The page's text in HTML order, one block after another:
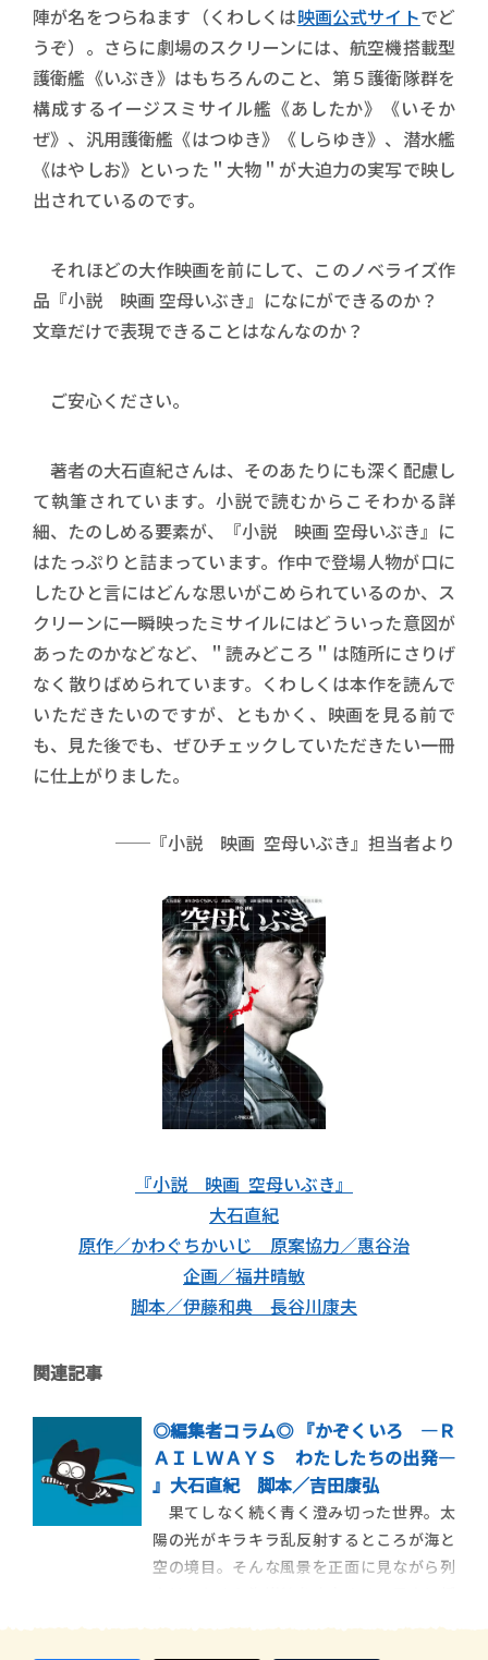
陣が名をつらねます（くわしくは映画公式サイトでど
うぞ）。さらに劇場のスクリーンには、航空機搭載型
護衛艦《いぶき》はもちろんのこと、第５護衛隊群を
構成するイージスミサイル艦《あしたか》《いそか
ぜ》、汎用護衛艦《はつゆき》《しらゆき》、潜水艦
《はやしお》といった＂大物＂が大迫力の実写で映し
出されているのです。
それほどの大作映画を前にして、このノベライズ作
品『小説 映画 空母いぶき』になにができるのか？
文章だけで表現できることはなんなのか？
ご安心ください。
著者の大石直紀さんは、そのあたりにも深く配慮し
て執筆されています。小説で読むからこそわかる詳
細、たのしめる要素が、『小説 映画 空母いぶき』に
はたっぷりと詰まっています。作中で登場人物が口に
したひと言にはどんな思いがこめられているのか、ス
クリーンに一瞬映ったミサイルにはどういった意図が
あったのかなどなど、＂読みどころ＂は随所にさりげ
なく散りばめられています。くわしくは本作を読んで
いただきたいのですが、ともかく、映画を見る前で
も、見た後でも、ぜひチェックしていただきたい一冊
に仕上がりました。
──『小説 映画 空母いぶき』担当者より
『小説 映画 空母いぶき』
大石直紀
原作／かわぐちかいじ 原案協力／惠谷治
企画／福井晴敏
脚本／伊藤和典 長谷川康夫
関連記事
◎編集者コラム◎ 『かぞくいろ ―Ｒ
ＡＩＬＷＡＹＳ わたしたちの出発―
』大石直紀 脚本／吉田康弘
果てしなく続く青く澄み切った世界。太
陽の光がキラキラ乱反射するところが海と
空の境目。そんな風景を正面に見ながら列